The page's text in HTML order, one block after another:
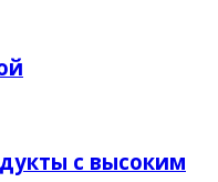
с высоким